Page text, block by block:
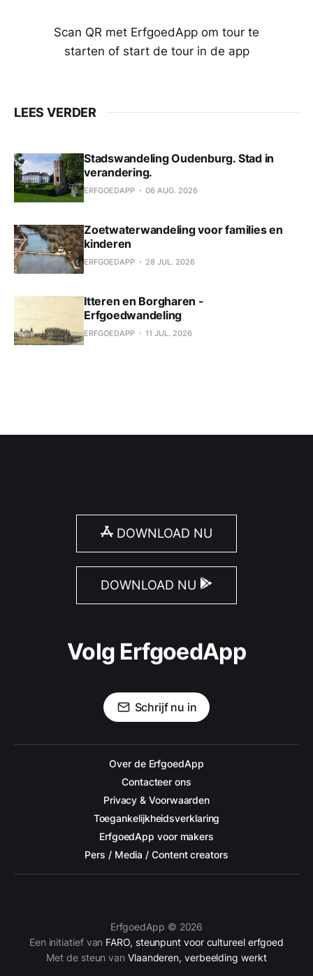
Scan QR met ErfgoedApp om tour te
starten of start de tour in de app
LEES VERDER
Stadswandeling Oudenburg. Stad in
verandering.
ERFGOEDAPP 06 AUG. 2026
Zoetwaterwandeling voor families en
kinderen
ERFGOEDAPP 28 JUL. 2026
Itteren en Borgharen -
Erfgoedwandeling
ERFGOEDAPP 11 JUL. 2026
DOWNLOAD NU
DOWNLOAD NU
Volg ErfgoedApp
Schrijf nu in
Over de ErfgoedApp
Contacteer ons
Privacy & Voorwaarden
Toegankelijkheidsverklaring
ErfgoedApp voor makers
Pers / Media / Content creators
ErfgoedApp © 2026
Een initiatief van FARO, steunpunt voor cultureel erfgoed
Met de steun van Vlaanderen, verbeelding werkt